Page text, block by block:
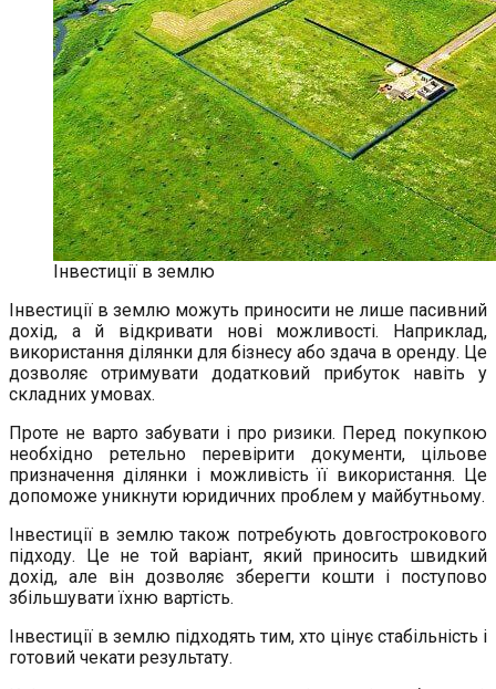
Інвестиції в землю
Інвестиції в землю можуть приносити не лише пасивний
дохід, а й відкривати нові можливості. Наприклад,
використання ділянки для бізнесу або здача в оренду. Це
дозволяє отримувати додатковий прибуток навіть у
складних умовах.
Проте не варто забувати і про ризики. Перед покупкою
необхідно ретельно перевірити документи, цільове
призначення ділянки і можливість її використання. Це
допоможе уникнути юридичних проблем у майбутньому.
Інвестиції в землю також потребують довгострокового
підходу. Це не той варіант, який приносить швидкий
дохід, але він дозволяє зберегти кошти і поступово
збільшувати їхню вартість.
Інвестиції в землю підходять тим, хто цінує стабільність і
готовий чекати результату.